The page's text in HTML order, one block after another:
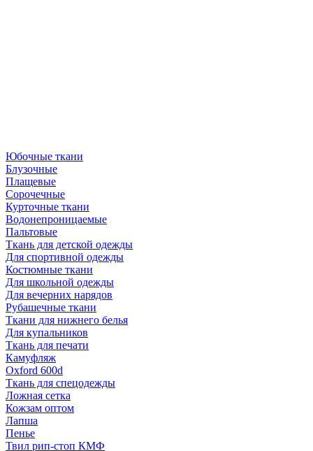
Юбочные ткани
Блузочные
Плащевые
Сорочечные
Курточные ткани
Водонепроницаемые
Пальтовые
Ткань для детской одежды
Для спортивной одежды
Костюмные ткани
Для школьной одежды
Для вечерних нарядов
Рубашечные ткани
Ткани для нижнего белья
Для купальников
Ткань для печати
Камуфляж
Oxford 600d
Ткань для спецодежды
Ложная сетка
Кожзам оптом
Лапша
Пенье
Твил рип-стоп КМФ